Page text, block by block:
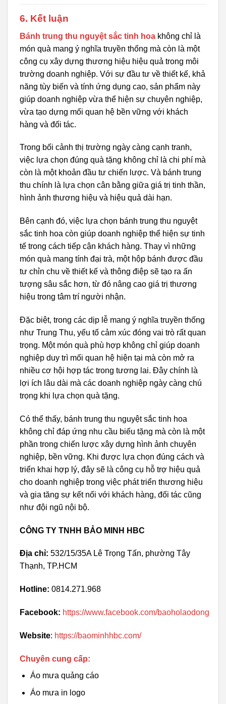
6. Kết luận
Bánh trung thu nguyệt sắc tinh hoa không chỉ là
món quà mang ý nghĩa truyền thống mà còn là một
công cụ xây dựng thương hiệu hiệu quả trong môi
trường doanh nghiệp. Với sự đầu tư về thiết kế, khả
năng tùy biến và tính ứng dụng cao, sản phẩm này
giúp doanh nghiệp vừa thể hiện sự chuyên nghiệp,
vừa tạo dựng mối quan hệ bền vững với khách
hàng và đối tác.
Trong bối cảnh thị trường ngày càng cạnh tranh,
việc lựa chọn đúng quà tặng không chỉ là chi phí mà
còn là một khoản đầu tư chiến lược. Và bánh trung
thu chính là lựa chọn cân bằng giữa giá trị tinh thần,
hình ảnh thương hiệu và hiệu quả dài hạn.
Bên cạnh đó, việc lựa chọn bánh trung thu nguyệt
sắc tinh hoa còn giúp doanh nghiệp thể hiện sự tinh
tế trong cách tiếp cận khách hàng. Thay vì những
món quà mang tính đại trà, một hộp bánh được đầu
tư chỉn chu về thiết kế và thông điệp sẽ tạo ra ấn
tượng sâu sắc hơn, từ đó nâng cao giá trị thương
hiệu trong tâm trí người nhận.
Đặc biệt, trong các dịp lễ mang ý nghĩa truyền thống
như Trung Thu, yếu tố cảm xúc đóng vai trò rất quan
trọng. Một món quà phù hợp không chỉ giúp doanh
nghiệp duy trì mối quan hệ hiện tại mà còn mở ra
nhiều cơ hội hợp tác trong tương lai. Đây chính là
lợi ích lâu dài mà các doanh nghiệp ngày càng chú
trọng khi lựa chọn quà tặng.
Có thể thấy, bánh trung thu nguyệt sắc tinh hoa
không chỉ đáp ứng nhu cầu biếu tặng mà còn là một
phần trong chiến lược xây dựng hình ảnh chuyên
nghiệp, bền vững. Khi được lựa chọn đúng cách và
triển khai hợp lý, đây sẽ là công cụ hỗ trợ hiệu quả
cho doanh nghiệp trong việc phát triển thương hiệu
và gia tăng sự kết nối với khách hàng, đối tác cũng
như đội ngũ nội bộ.
CÔNG TY TNHH BẢO MINH HBC
Địa chỉ: 532/15/35A Lê Trọng Tấn, phường Tây
Thạnh, TP.HCM
Hotline: 0814.271.968
Facebook: https://www.facebook.com/baoholaodong
Website: https://baominhhbc.com/
Chuyên cung cấp:
Áo mưa quảng cáo
Áo mưa in logo